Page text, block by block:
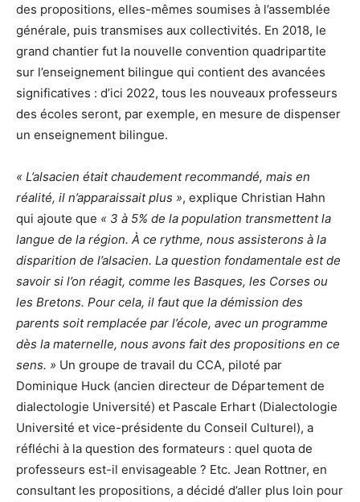
des propositions, elles-mêmes soumises à l’assemblée
générale, puis transmises aux collectivités. En 2018, le
grand chantier fut la nouvelle convention quadripartite
sur l’enseignement bilingue qui contient des avancées
significatives : d’ici 2022, tous les nouveaux professeurs
des écoles seront, par exemple, en mesure de dispenser
un enseignement bilingue.
« L’alsacien était chaudement recommandé, mais en
réalité, il n’apparaissait plus », explique Christian Hahn
qui ajoute que « 3 à 5% de la population transmettent la
langue de la région. À ce rythme, nous assisterons à la
disparition de l’alsacien. La question fondamentale est de
savoir si l’on réagit, comme les Basques, les Corses ou
les Bretons. Pour cela, il faut que la démission des
parents soit remplacée par l’école, avec un programme
dès la maternelle, nous avons fait des propositions en ce
sens. » Un groupe de travail du CCA, piloté par
Dominique Huck (ancien directeur de Département de
dialectologie Université) et Pascale Erhart (Dialectologie
Université et vice-présidente du Conseil Culturel), a
réfléchi à la question des formateurs : quel quota de
professeurs est-il envisageable ? Etc. Jean Rottner, en
consultant les propositions, a décidé d’aller plus loin pour